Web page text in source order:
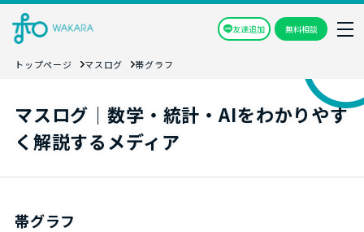
友達追加 無料相談
トップページ マスログ 帯グラフ
マスログ｜数学・統計・AIをわかりやす
く解説するメディア
帯グラフ